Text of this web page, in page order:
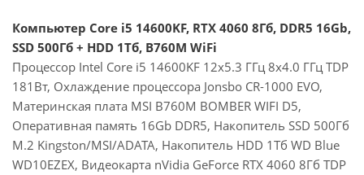
Компьютер Core i5 14600KF, RTX 4060 8Гб, DDR5 16Gb,
SSD 500Гб + HDD 1Тб, B760M WiFi
Процессор Intel Core i5 14600KF 12x5.3 ГГц 8x4.0 ГГц TDP
181Вт, Охлаждение процессора Jonsbo CR-1000 EVO,
Материнская плата MSI B760M BOMBER WIFI D5,
Оперативная память 16Gb DDR5, Накопитель SSD 500Гб
M.2 Kingston/MSI/ADATA, Накопитель HDD 1Тб WD Blue
WD10EZEX, Видеокарта nVidia GeForce RTX 4060 8Гб TDP